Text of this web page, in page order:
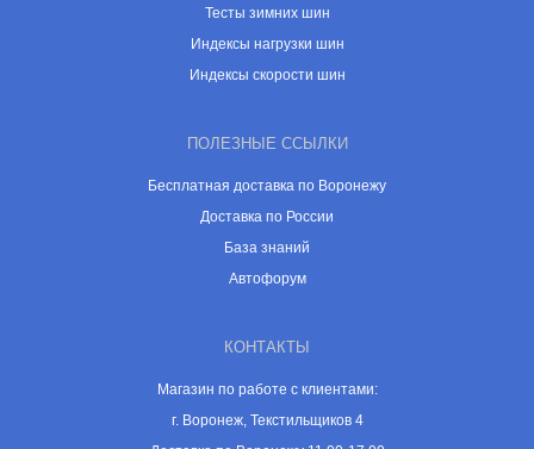
Тесты зимних шин
Индексы нагрузки шин
Индексы скорости шин
ПОЛЕЗНЫЕ ССЫЛКИ
Бесплатная доставка по Воронежу
Доставка по России
База знаний
Автофорум
КОНТАКТЫ
Магазин по работе с клиентами:
г. Воронеж, Текстильщиков 4